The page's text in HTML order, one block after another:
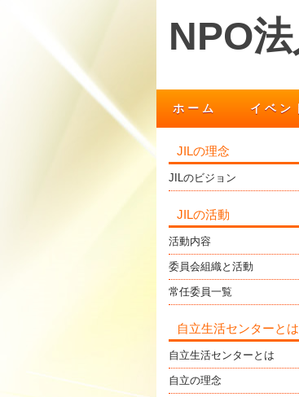
NPO
ホーム イベン
JILの理念
JILのビジョン
JILの活動
活動内容
委員会組織と活動
常任委員一覧
自立生活センターとは
自立生活センターとは
自立の理念